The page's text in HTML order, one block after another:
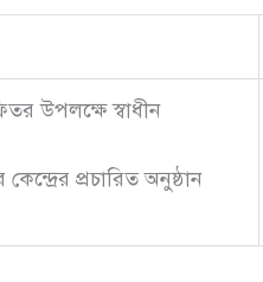
উপলক্ষে স্বাধীন
প্রচারিত অনুষ্ঠান